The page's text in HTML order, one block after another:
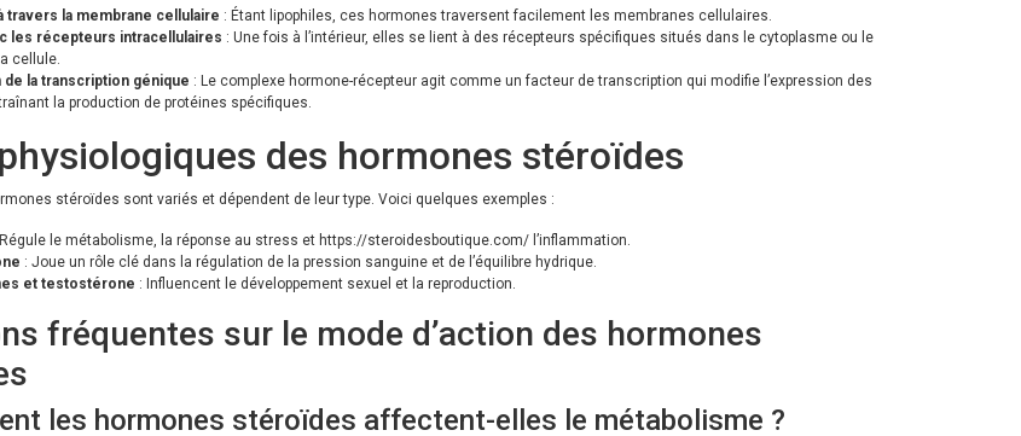
travers la membrane cellulaire : Étant lipophiles, ces hormones traversent facilement les membranes cellulaires.
les récepteurs intracellulaires : Une fois à l’intérieur, elles se lient à des récepteurs spécifiques situés dans le cytoplasme ou le
cellule.
la transcription génique : Le complexe hormone-récepteur agit comme un facteur de transcription qui modifie l’expression des
la production de protéines spécifiques.
des hormones stéroïdes
stéroïdes sont variés et dépendent de leur type. Voici quelques exemples :
le métabolisme, la réponse au stress et https://steroidesboutique.com/ l’inflammation.
: Joue un rôle clé dans la régulation de la pression sanguine et de l’équilibre hydrique.
et testostérone : Influencent le développement sexuel et la reproduction.
fréquentes sur le mode d’action des hormones
les hormones stéroïdes affectent-elles le métabolisme ?